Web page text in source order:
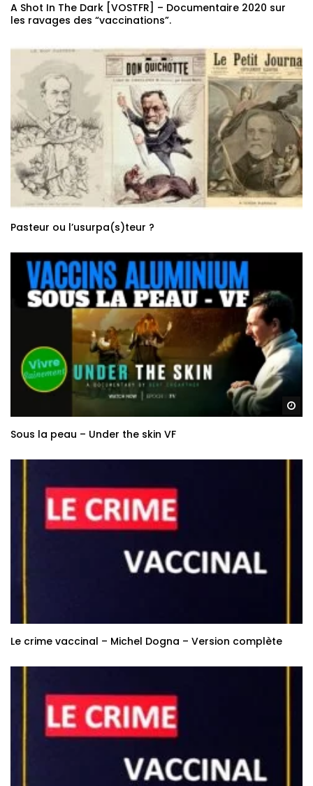
A Shot In The Dark [VOSTFR] – Documentaire 2020 sur
les ravages des “vaccinations”.
Pasteur ou l’usurpa(s)teur ?
Sous la peau – Under the skin VF
Le crime vaccinal – Michel Dogna – Version complète